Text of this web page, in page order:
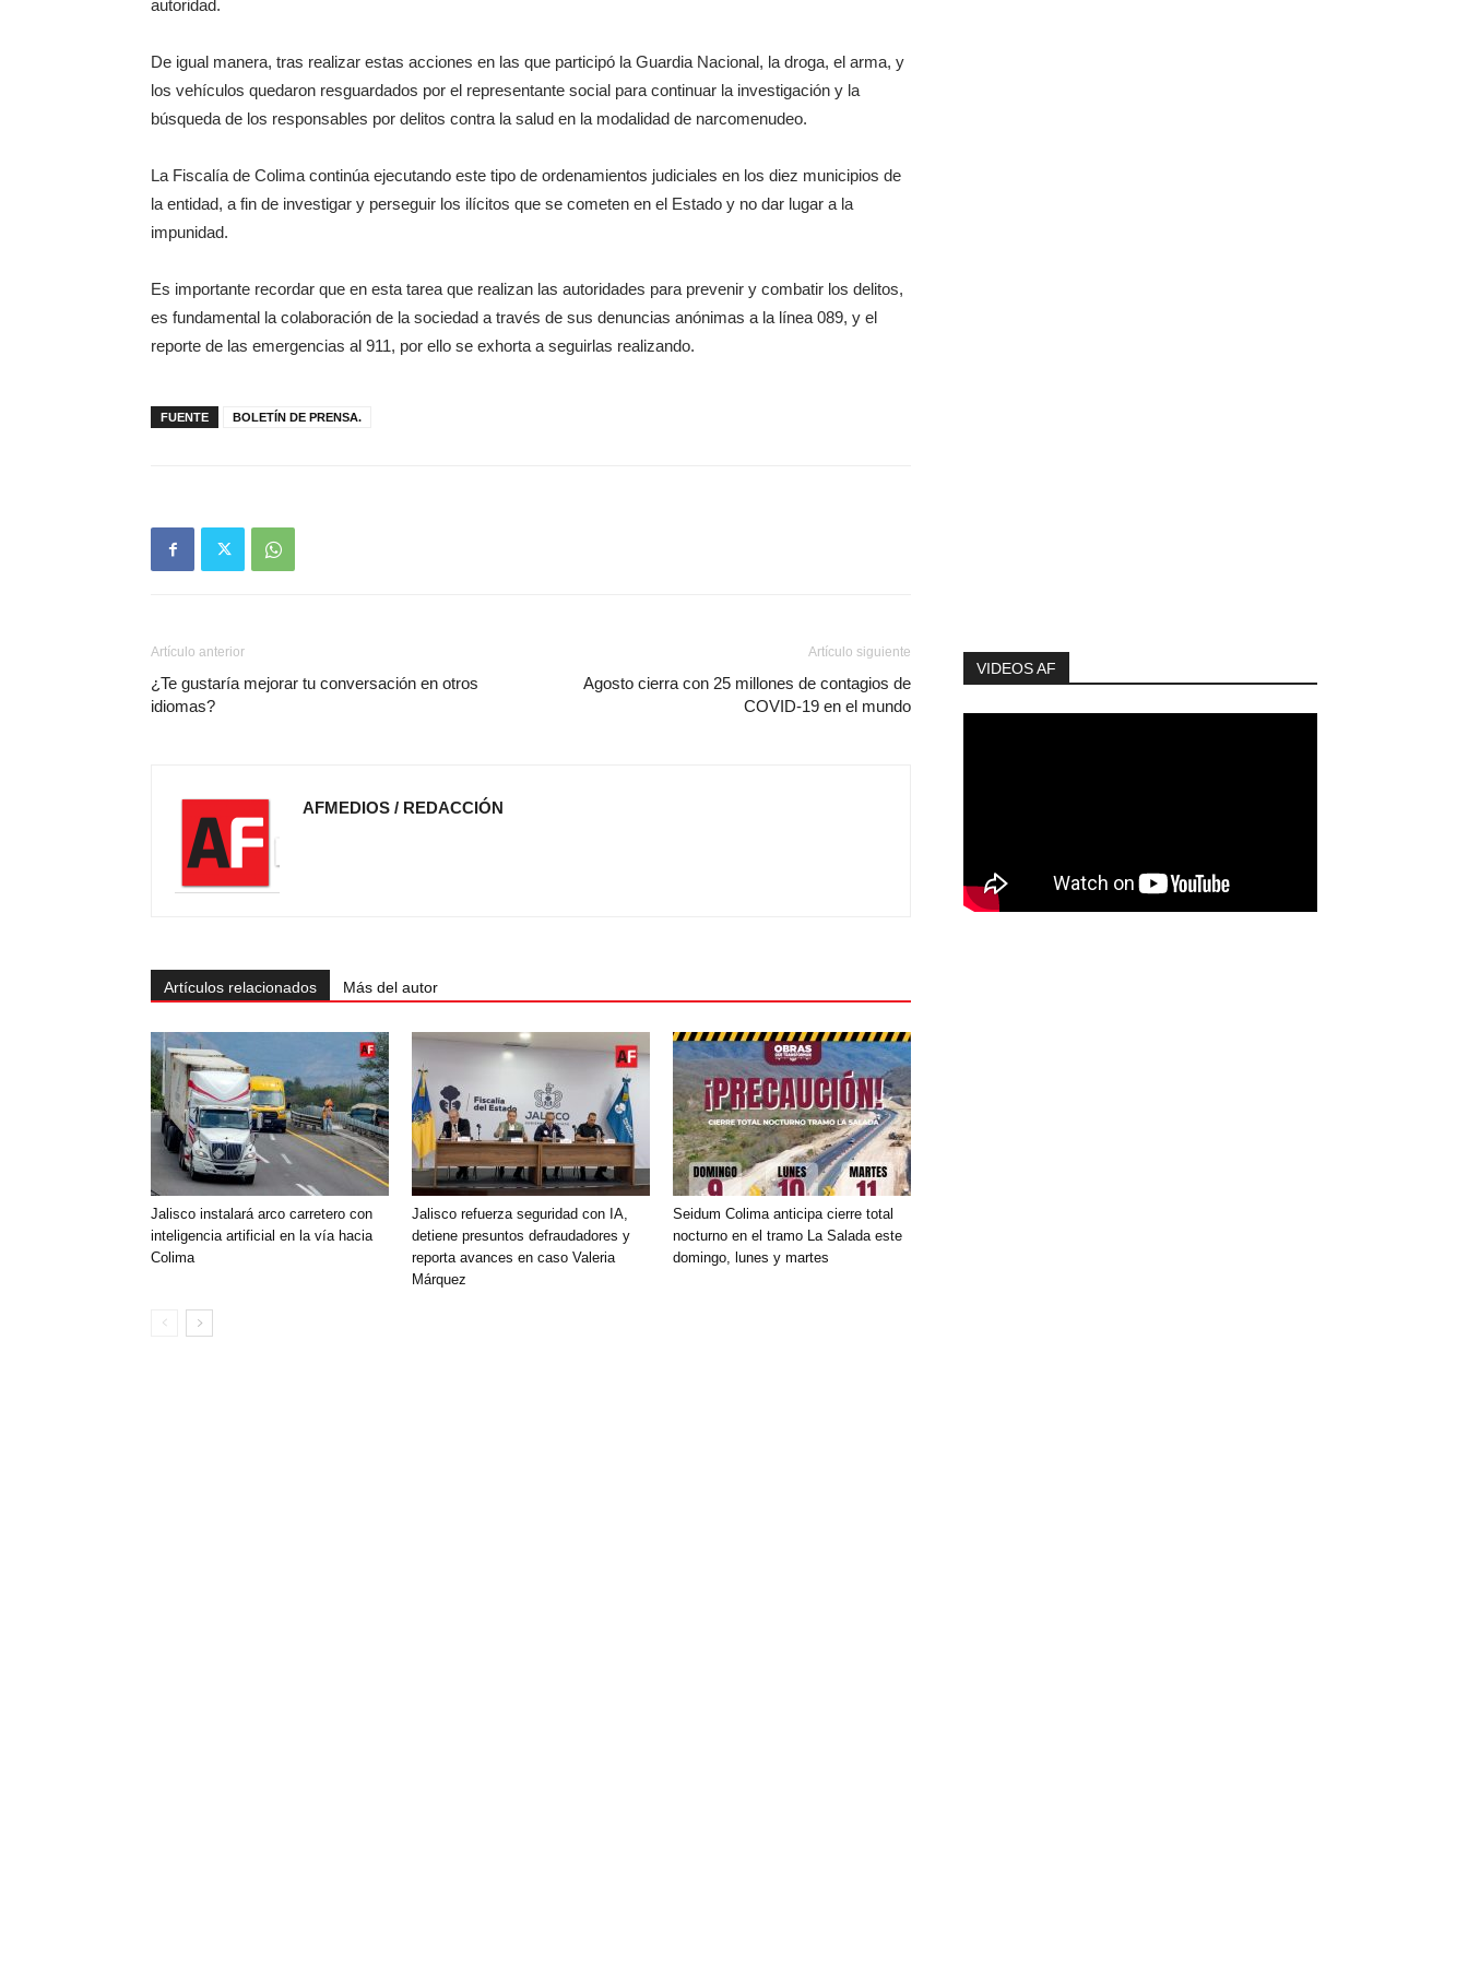
autoridad.
De igual manera, tras realizar estas acciones en las que participó la Guardia Nacional, la droga, el arma, y
los vehículos quedaron resguardados por el representante social para continuar la investigación y la
búsqueda de los responsables por delitos contra la salud en la modalidad de narcomenudeo.
La Fiscalía de Colima continúa ejecutando este tipo de ordenamientos judiciales en los diez municipios de
la entidad, a fin de investigar y perseguir los ilícitos que se cometen en el Estado y no dar lugar a la
impunidad.
Es importante recordar que en esta tarea que realizan las autoridades para prevenir y combatir los delitos,
es fundamental la colaboración de la sociedad a través de sus denuncias anónimas a la línea 089, y el
reporte de las emergencias al 911, por ello se exhorta a seguirlas realizando.
FUENTE BOLETÍN DE PRENSA.
Artículo anterior
¿Te gustaría mejorar tu conversación en otros
idiomas?
Artículo siguiente
Agosto cierra con 25 millones de contagios de
COVID-19 en el mundo
AFMEDIOS / REDACCIÓN
Artículos relacionados Más del autor
Jalisco instalará arco carretero con
inteligencia artificial en la vía hacia
Colima
Jalisco refuerza seguridad con IA,
detiene presuntos defraudadores y
reporta avances en caso Valeria
Márquez
Seidum Colima anticipa cierre total
nocturno en el tramo La Salada este
domingo, lunes y martes
VIDEOS AF